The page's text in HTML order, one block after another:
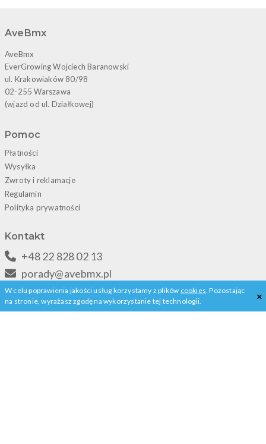
W celu poprawienia jakości usług korzystamy z plików cookies. Pozostając
na stronie, wyrażasz zgodę na wykorzystanie tej technologii.
×
AveBmx Championship Street Junior - Jakub Feder vs Bartek
Włoś [PÓŁFINAŁ 1/2]
ZOBACZ WSZYSTKIE